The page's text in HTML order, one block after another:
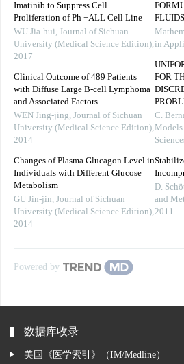
Imatinib to Suppress Cell
Proliferation of Ph +ALL Cell Line
WU Jia-hui, Journal of Sichuan
University (Medical Science Edition),
2017
Clinical Outcome of 489 Patients
with Diffuse Large B-cell Lymphoma
and Associated Factors
WEN Jing-jing, Journal of Sichuan
University (Medical Science Edition),
2014
Changes of Plasma Glucagon Level in
Individuals with Different Glucose
Metabolism
GU Jin-jin, Journal of Sichuan
University (Medical Science Edition),
2014
FLUIDS
in
FOR
C.
D.
and
2011
Powered by
数据库收录
美国《医学索引》（IM/Medline）